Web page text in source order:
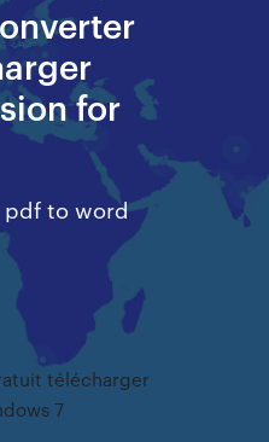
for
pdf to word
télécharger
7